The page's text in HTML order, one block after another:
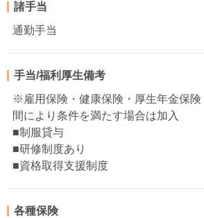
諸手当
通勤手当
手当/福利厚生備考
※雇用保険・健康保険・厚生年金保
間により条件を満たす場合は加入
■制服貸与
■研修制度あり
■資格取得支援制度
各種保険